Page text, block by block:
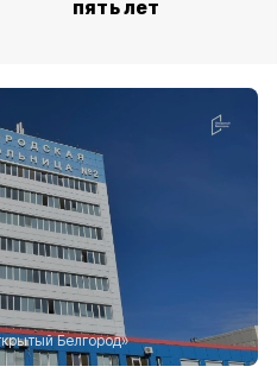
пять лет
Белгород»